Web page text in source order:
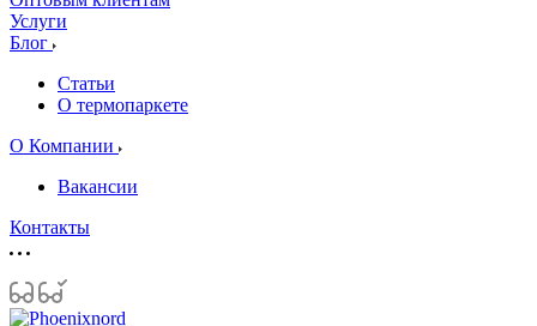
Услуги
Блог
Статьи
О термопаркете
О Компании
Вакансии
Контакты